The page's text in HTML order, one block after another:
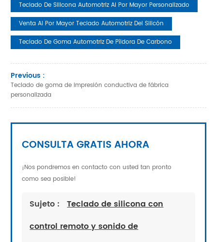
Teclado De Silicona Automotriz Al Por Mayor Personalizado
Venta Al Por Mayor Teclado Automotriz Del Silicón
Teclado De Goma Automotriz De Píldora De Carbono
Previous :
Teclado de goma de impresión conductiva de fábrica
personalizada
CONSULTA GRATIS AHORA
¡Nos pondremos en contacto con usted tan pronto
como sea posible!
Sujeto :
Teclado de silicona con
control remoto y sonido de